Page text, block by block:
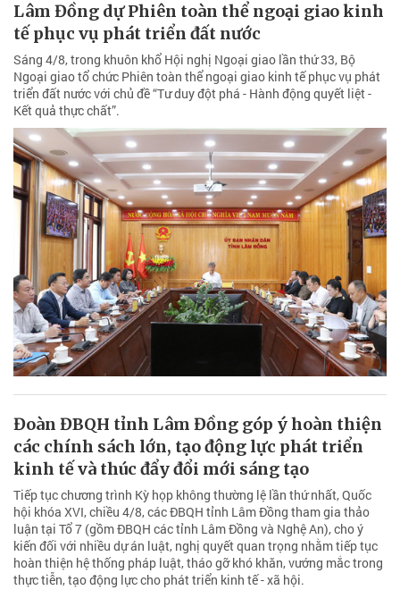
Lâm Đồng dự Phiên toàn thể ngoại giao kinh
tế phục vụ phát triển đất nước
Sáng 4/8, trong khuôn khổ Hội nghị Ngoại giao lần thứ 33, Bộ
Ngoại giao tổ chức Phiên toàn thể ngoại giao kinh tế phục vụ phát
triển đất nước với chủ đề “Tư duy đột phá - Hành động quyết liệt -
Kết quả thực chất”.
Đoàn ĐBQH tỉnh Lâm Đồng góp ý hoàn thiện
các chính sách lớn, tạo động lực phát triển
kinh tế và thúc đẩy đổi mới sáng tạo
Tiếp tục chương trình Kỳ họp không thường lệ lần thứ nhất, Quốc
hội khóa XVI, chiều 4/8, các ĐBQH tỉnh Lâm Đồng tham gia thảo
luận tại Tổ 7 (gồm ĐBQH các tỉnh Lâm Đồng và Nghệ An), cho ý
kiến đối với nhiều dự án luật, nghị quyết quan trọng nhằm tiếp tục
hoàn thiện hệ thống pháp luật, tháo gỡ khó khăn, vướng mắc trong
thực tiễn, tạo động lực cho phát triển kinh tế - xã hội.